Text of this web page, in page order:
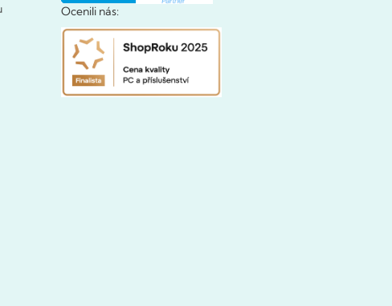
Ocenili nás: